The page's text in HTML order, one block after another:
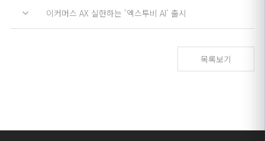
이커머스 AX 실현하는 '엑스투비 AI' 출시
목록보기